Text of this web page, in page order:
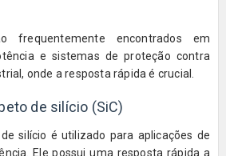
frequentemente encontrados em
e sistemas de proteção contra
onde a resposta rápida é crucial.
de silício (SiC)
silício é utilizado para aplicações de
Ele possui uma resposta rápida a